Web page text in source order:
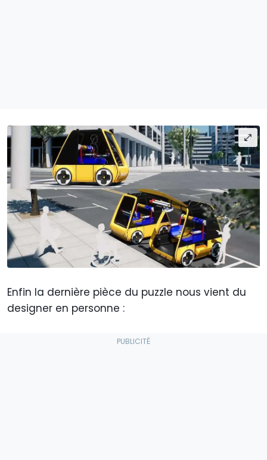
Enfin la dernière pièce du puzzle nous vient du
designer en personne :